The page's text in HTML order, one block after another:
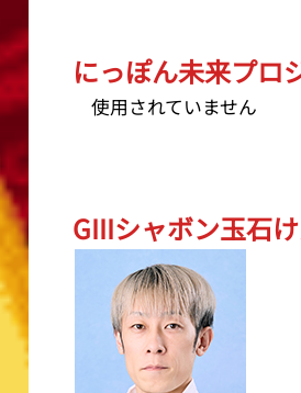
にっぽん未来プロ
使用されていません
GIIIシャボン玉石